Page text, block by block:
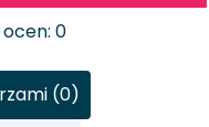
0
(0)